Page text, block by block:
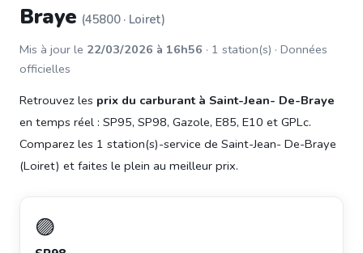
Braye (45800 · Loiret)
Mis à jour le 22/03/2026 à 16h56 · 1 station(s) · Données
officielles
Retrouvez les prix du carburant à Saint-Jean- De-Braye
en temps réel : SP95, SP98, Gazole, E85, E10 et GPLc.
Comparez les 1 station(s)-service de Saint-Jean- De-Braye
(Loiret) et faites le plein au meilleur prix.
🟣